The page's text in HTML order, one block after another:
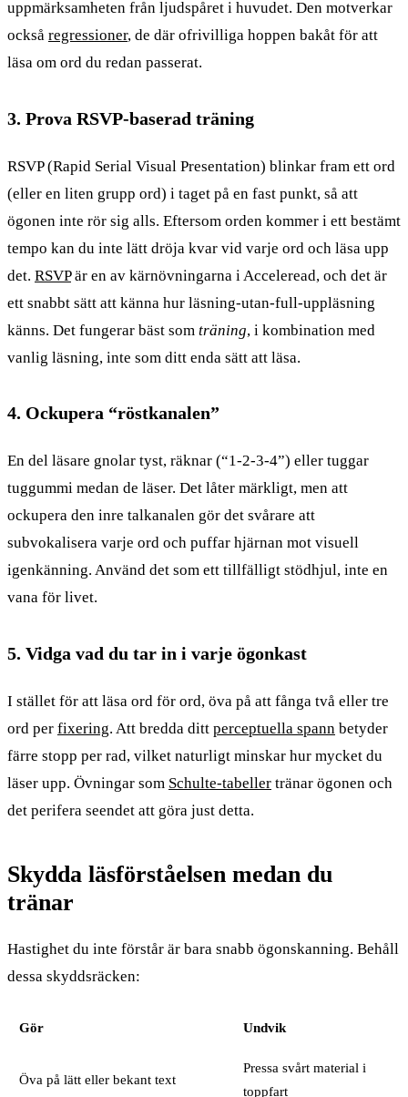
uppmärksamheten från ljudspåret i huvudet. Den motverkar
också regressioner, de där ofrivilliga hoppen bakåt för att
läsa om ord du redan passerat.
3. Prova RSVP-baserad träning
RSVP (Rapid Serial Visual Presentation) blinkar fram ett ord
(eller en liten grupp ord) i taget på en fast punkt, så att
ögonen inte rör sig alls. Eftersom orden kommer i ett bestämt
tempo kan du inte lätt dröja kvar vid varje ord och läsa upp
det. RSVPär en av kärnövningarna i Acceleread, och det är
ett snabbt sätt att känna hur läsning-utan-full-uppläsning
känns. Det fungerar bäst som träning, i kombination med
vanlig läsning, inte som ditt enda sätt att läsa.
4. Ockupera “röstkanalen”
En del läsare gnolar tyst, räknar (“1-2-3-4”) eller tuggar
tuggummi medan de läser. Det låter märkligt, men att
ockupera den inre talkanalen gör det svårare att
subvokalisera varje ord och puffar hjärnan mot visuell
igenkänning. Använd det som ett tillfälligt stödhjul, inte en
vana för livet.
5. Vidga vad du tar in i varje ögonkast
I stället för att läsa ord för ord, öva på att fånga två eller tre
ord per fixering. Att bredda ditt perceptuella spann betyder
färre stopp per rad, vilket naturligt minskar hur mycket du
läser upp. Övningar som Schulte-tabeller tränar ögonen och
det perifera seendet att göra just detta.
Skydda läsförståelsen medan du
tränar
Hastighet du inte förstår är bara snabb ögonskanning. Behåll
dessa skyddsräcken:
Gör Undvik
Öva på lätt eller bekant text
Pressa svårt material i
toppfart